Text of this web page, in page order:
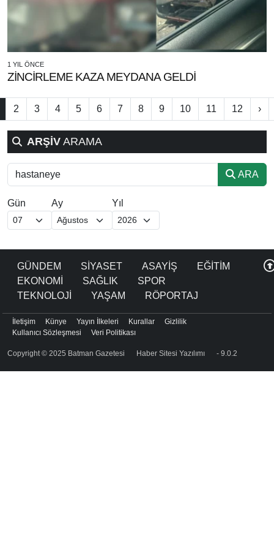
1 YIL ÖNCE
ZİNCİRLEME KAZA MEYDANA GELDİ
2 3 4 5 6 7 8 9 10 11 12 ›
ARŞİV ARAMA
ARA
Gün Ay Yıl
GÜNDEM SİYASET ASAYİŞ
EĞİTİM
EKONOMİ
SAĞLIK
SPOR
TEKNOLOJİ
YAŞAM RÖPORTAJ
Copyright © 2025 Batman Gazetesi Haber Sitesi Yazılımı - 9.0.2
İletişim Künye Yayın İlkeleri Kurallar
Gizlilik
Kullanıcı Sözleşmesi
Veri Politikası